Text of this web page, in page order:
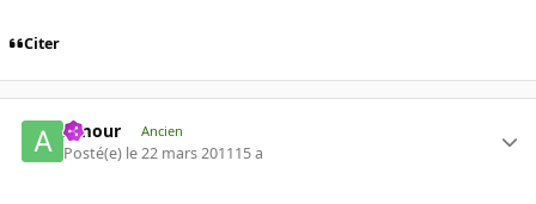
Citer
Amour Ancien
Posté(e) le 22 mars 201115 a